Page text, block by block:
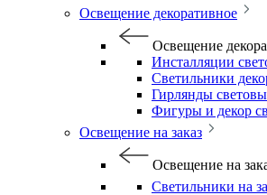
Освещение декоративное
Освещение
Инсталляции
Светильники
Гирлянды
Фигуры и декор
Освещение на заказ
Освещение на
Светильники на